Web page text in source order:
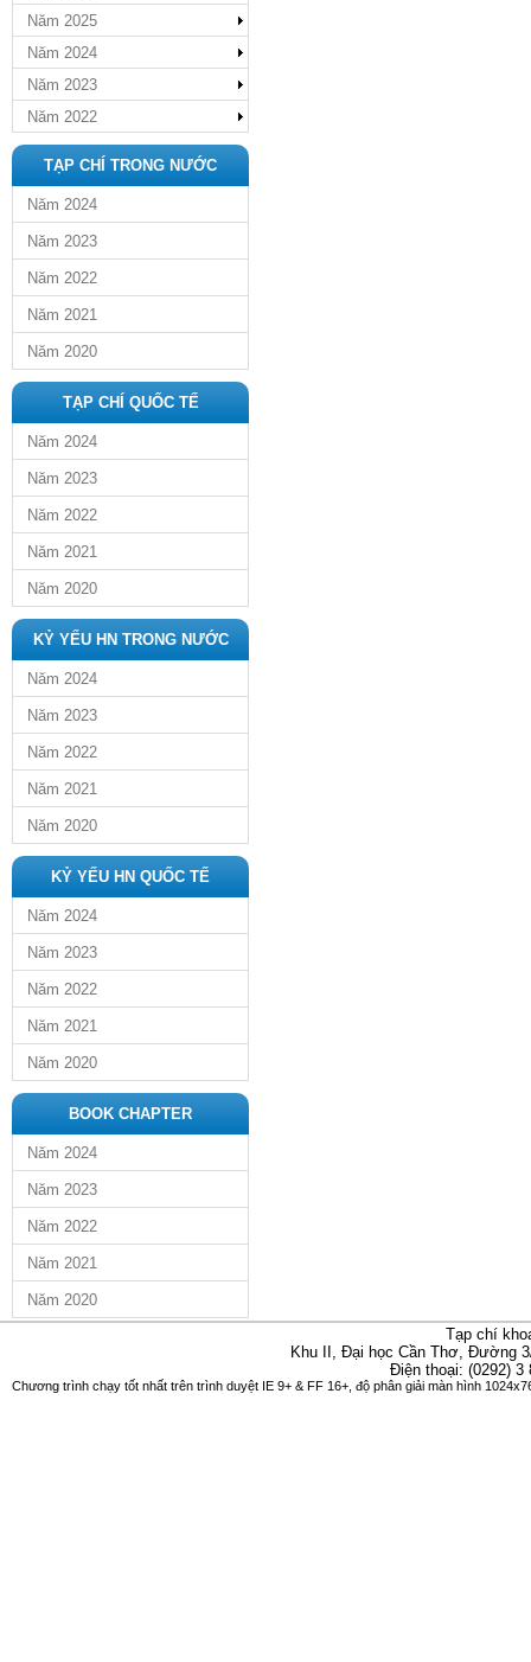
Năm 2025
Năm 2024
Năm 2023
Năm 2022
TẠP CHÍ TRONG NƯỚC
Năm 2024
Năm 2023
Năm 2022
Năm 2021
Năm 2020
TẠP CHÍ QUỐC TẾ
Năm 2024
Năm 2023
Năm 2022
Năm 2021
Năm 2020
KỶ YẾU HN TRONG NƯỚC
Năm 2024
Năm 2023
Năm 2022
Năm 2021
Năm 2020
KỶ YẾU HN QUỐC TẾ
Năm 2024
Năm 2023
Năm 2022
Năm 2021
Năm 2020
BOOK CHAPTER
Năm 2024
Năm 2023
Năm 2022
Năm 2021
Năm 2020
Tạp chí
Khu II, Đại học Cần Thơ, Đường
Điện thoại: (0292)
Chương trình chạy tốt nhất trên trình duyệt IE 9+ & FF 16+, độ phân giải màn hình